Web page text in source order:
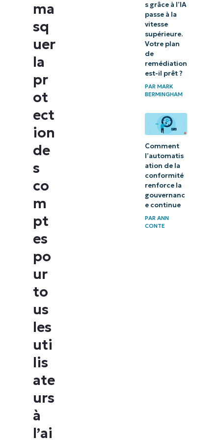
ma
sq
uer
la
pr
ot
ect
ion
de
s
co
m
pt
es
po
ur
to
us
les
uti
lis
ate
urs
à
l’ai
s grâce à l’IA
passe à la
vitesse
supérieure.
Votre plan
de
remédiation
est-il prêt ?
PARMARK
BERMINGHAM
Comment
l’automatis
ation de la
conformité
renforce la
gouvernanc
e continue
PARANN
CONTE